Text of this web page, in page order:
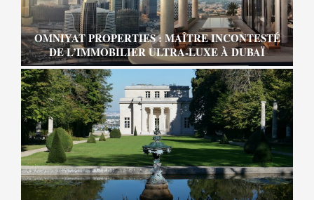
OMNIYAT PROPERTIES : MAÎTRE INCONTESTÉ
DE L’IMMOBILIER ULTRA-LUXE À DUBAÏ